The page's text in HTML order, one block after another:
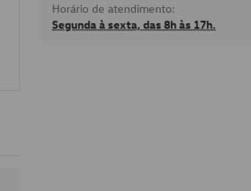
Horário de atendimento:
Segunda à sexta, das 8h às 17h.